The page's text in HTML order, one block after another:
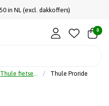
in NL (excl. dakkoffers)
0
Thule fietsendragers Thule Proride